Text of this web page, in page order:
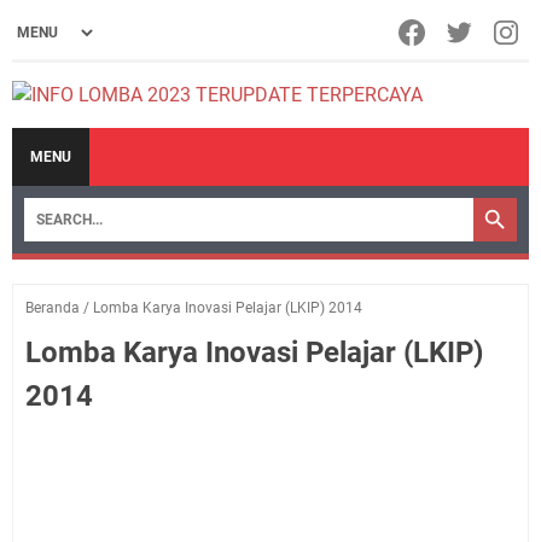
MENU
Beranda / Lomba Karya Inovasi Pelajar (LKIP) 2014
Lomba Karya Inovasi Pelajar (LKIP)
2014